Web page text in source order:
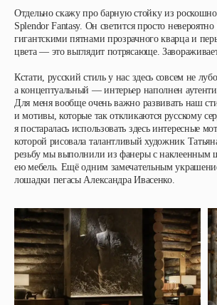
Отдельно скажу про барную стойку из
Splendor Fantasy. Он светится просто
гигантскими пятнами прозрачного кварца и
цвета — это выглядит потрясающе.
Кстати, русский стиль у нас здесь совсем не
а концептуальный — интерьер наполнен
Для меня вообще очень важно развивать наш
и мотивы, которые так откликаются русскому
я постаралась использовать здесь интересные
которой рисовала талантливый художник
резьбу мы выполнили из фанеры с наклеенным
ею мебель. Ещё одним замечательным
лошадки пегасы Александра Ивасенко.